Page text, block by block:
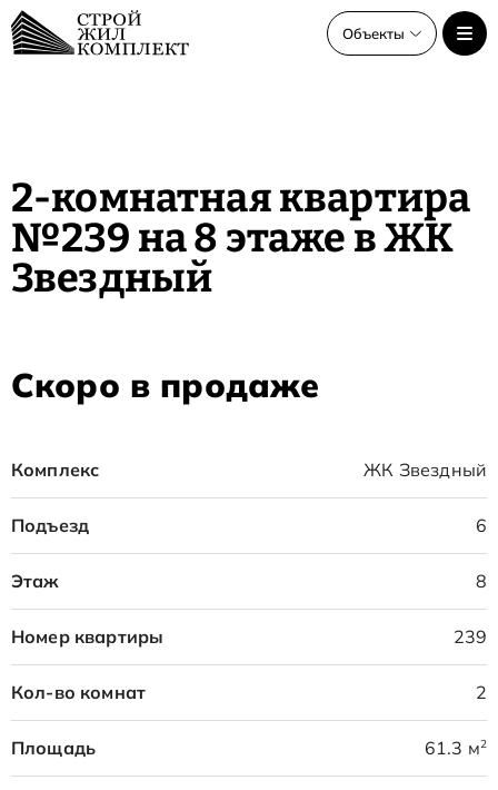
Объекты
ЖК Звёздный старт
2-комнатная квартира
№239 на 8 этаже в ЖК
Звездный
Скоро в продаже
Комплекс ЖК Звездный
Подъезд 6
Этаж 8
Номер квартиры 239
Кол-во комнат 2
Площадь 61.3 м2